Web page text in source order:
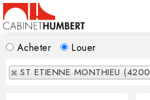
Acheter Louer
ST ETIENNE MONTHIEU